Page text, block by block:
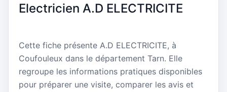
Electricien A.D ELECTRICITE
Cette fiche présente A.D ELECTRICITE, à
Coufouleux dans le département Tarn. Elle
regroupe les informations pratiques disponibles
pour préparer une visite, comparer les avis et